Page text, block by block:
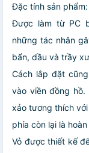
Đặc tính sản phẩm:
Được làm từ PC
những tác nhân
bẩn, dầu và trầy
Cách lắp đặt
vào viền đồng
xảo tương thích
phía còn lại là
Vỏ được thiết kế